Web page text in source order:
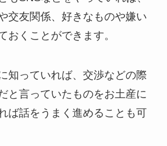
交友関係、好きなものや嫌い
おくことができます。
知っていれば、交渉などの際
と言っていたものをお土産に
ば話をうまく進めることも可